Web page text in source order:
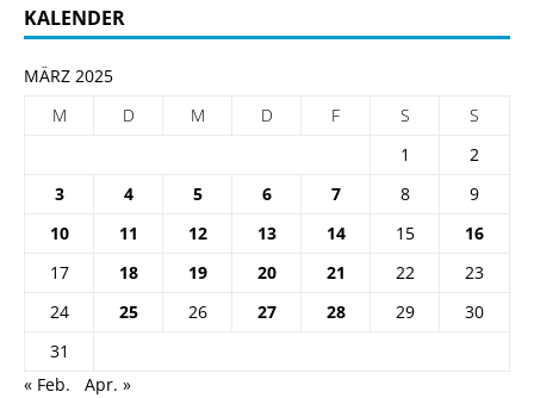
KALENDER
MÄRZ 2025
M
D M D F S
S
1
2
3
4 5 6 7 8
9
10
11 12 13 14 15
16
17
18 19 20 21 22
23
24
25 26 27 28 29
30
31
« Feb.
Apr. »